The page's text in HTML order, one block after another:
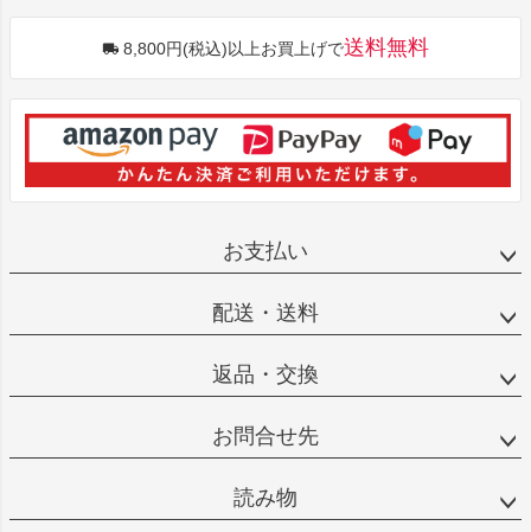
8,800円(税込)以上お買上げで送料無料
お支払い
配送・送料
返品・交換
お問合せ先
読み物